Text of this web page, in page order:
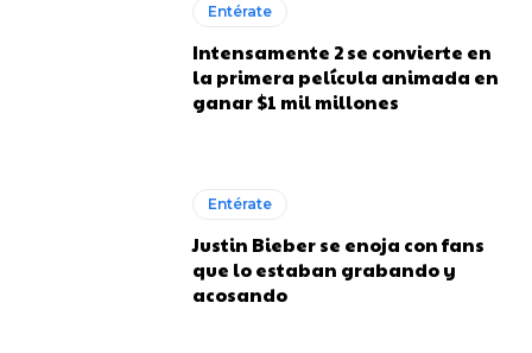
Entérate
Intensamente 2 se convierte en
la primera película animada en
ganar $1 mil millones
Entérate
Justin Bieber se enoja con fans
que lo estaban grabando y
acosando